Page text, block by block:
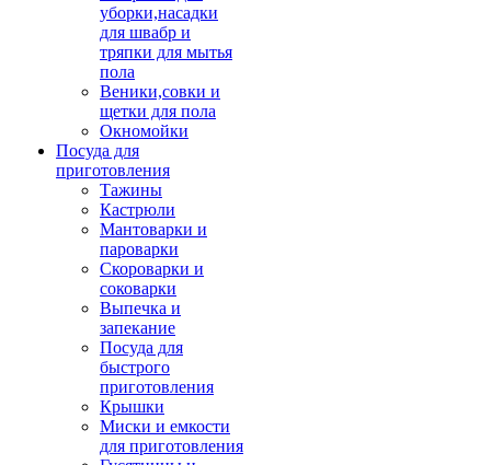
уборки,насадки
для швабр и
тряпки для мытья
пола
Веники,совки и
щетки для пола
Окномойки
Посуда для
приготовления
Тажины
Кастрюли
Мантоварки и
пароварки
Скороварки и
соковарки
Выпечка и
запекание
Посуда для
быстрого
приготовления
Крышки
Миски и емкости
для приготовления